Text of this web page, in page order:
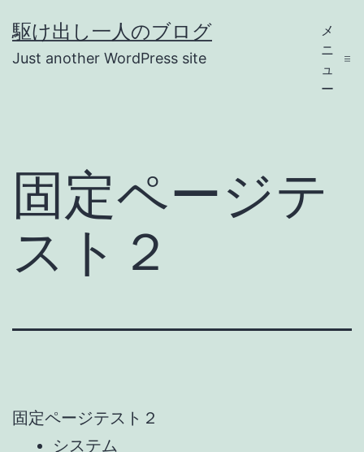
ン
テ
駆け出し一人のブログ
Just another WordPress site
メ
ニ
ュ
ー
固定ページテ
スト２
固定ページテスト２
システム